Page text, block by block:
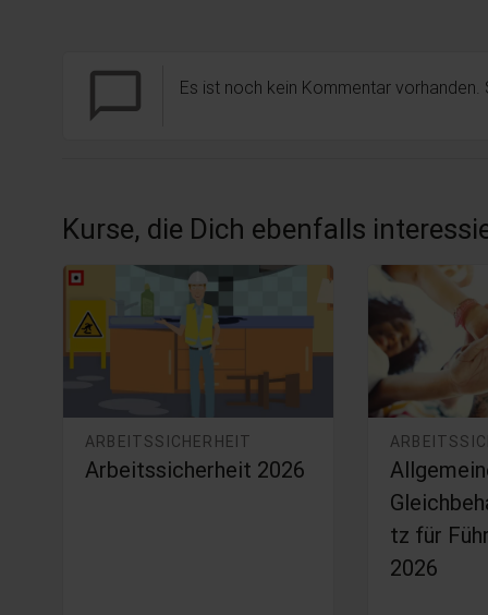
chat_bubble_outline Es ist noch kein Kommentar
Kurse, die Dich ebenfalls
ARBEITSSICHERHEIT
Arbeitssicherheit 2026
tz für
2026